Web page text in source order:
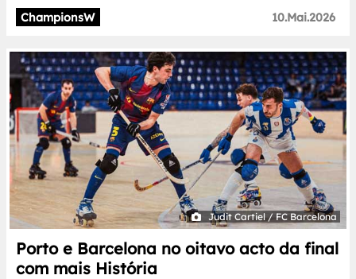
ChampionsW
10.Mai.2026
Judit Cartiel / FC Barcelona
Porto e Barcelona no oitavo acto da final
com mais História